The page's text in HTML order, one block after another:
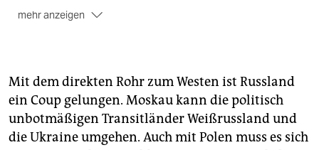
mehr anzeigen
Aktionärsausschusses von Nord Stream - Entlohnung
250.000 Euro.
Mit dem direkten Rohr zum Westen ist Russland
ein Coup gelungen. Moskau kann die politisch
unbotmäßigen Transitländer Weißrussland und
die Ukraine umgehen. Auch mit Polen muss es sich